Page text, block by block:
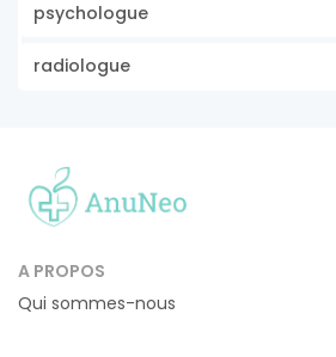
psychologue
radiologue
A PROPOS
Qui sommes-nous